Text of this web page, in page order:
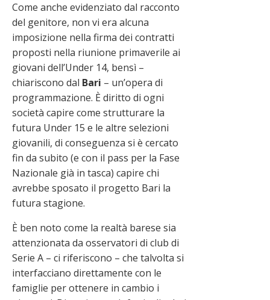
Come anche evidenziato dal racconto
del genitore, non vi era alcuna
imposizione nella firma dei contratti
proposti nella riunione primaverile ai
giovani dell’Under 14, bensì –
chiariscono dal Bari – un’opera di
programmazione. È diritto di ogni
società capire come strutturare la
futura Under 15 e le altre selezioni
giovanili, di conseguenza si è cercato
fin da subito (e con il pass per la Fase
Nazionale già in tasca) capire chi
avrebbe sposato il progetto Bari la
futura stagione.
È ben noto come la realtà barese sia
attenzionata da osservatori di club di
Serie A – ci riferiscono – che talvolta si
interfacciano direttamente con le
famiglie per ottenere in cambio i